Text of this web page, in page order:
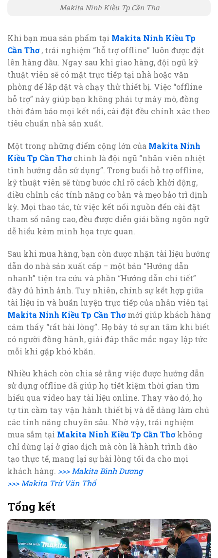
Makita Ninh Kiều Tp Cần Thơ
Khi bạn mua sản phẩm tại Makita Ninh Kiều Tp
Cần Thơ, trải nghiệm “hỗ trợ offline” luôn được đặt
lên hàng đầu. Ngay sau khi giao hàng, đội ngũ kỹ
thuật viên sẽ có mặt trực tiếp tại nhà hoặc văn
phòng để lắp đặt và chạy thử thiết bị. Việc “offline
hỗ trợ” này giúp bạn không phải tự mày mò, đồng
thời đảm bảo mọi kết nối, cài đặt đều chính xác theo
tiêu chuẩn nhà sản xuất.
Một trong những điểm cộng lớn của Makita Ninh
Kiều Tp Cần Thơchính là đội ngũ “nhân viên nhiệt
tình hướng dẫn sử dụng”. Trong buổi hỗ trợ offline,
kỹ thuật viên sẽ từng bước chỉ rõ cách khởi động,
điều chỉnh các tính năng cơ bản và mẹo bảo trì định
kỳ. Mọi thao tác, từ việc kết nối nguồn đến cài đặt
tham số nâng cao, đều được diễn giải bằng ngôn ngữ
dễ hiểu kèm minh họa trực quan.
Sau khi mua hàng, bạn còn được nhận tài liệu hướng
dẫn do nhà sản xuất cấp – một bản “Hướng dẫn
nhanh” tiện tra cứu và phần “Hướng dẫn chi tiết”
đầy đủ hình ảnh. Tuy nhiên, chính sự kết hợp giữa
tài liệu in và huấn luyện trực tiếp của nhân viên tại
Makita Ninh Kiều Tp Cần Thơmới giúp khách hàng
cảm thấy “rất hài lòng”. Họ bày tỏ sự an tâm khi biết
có người đồng hành, giải đáp thắc mắc ngay lập tức
mỗi khi gặp khó khăn.
Nhiều khách còn chia sẻ rằng việc được hướng dẫn
sử dụng offline đã giúp họ tiết kiệm thời gian tìm
hiểu qua video hay tài liệu online. Thay vào đó, họ
tự tin cầm tay vận hành thiết bị và dễ dàng làm chủ
các tính năng chuyên sâu. Nhờ vậy, trải nghiệm
mua sắm tại Makita Ninh Kiều Tp Cần Thơkhông
chỉ dừng lại ở giao dịch mà còn là hành trình đào
tạo thực tế, mang lại sự hài lòng tối đa cho mọi
khách hàng. >>> Makita Bình Dương
>>> Makita Trừ Văn Thố
Tổng kết